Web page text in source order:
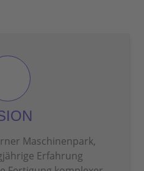
Maschinenpark,
Erfahrung